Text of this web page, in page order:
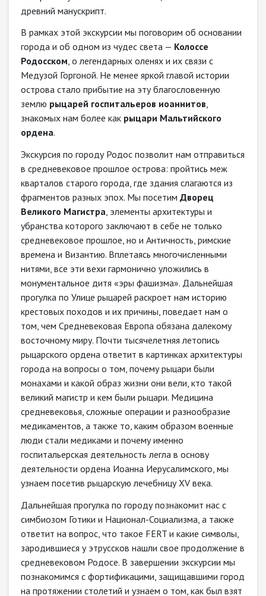
древний манускрипт.
В рамках этой экскурсии мы поговорим об основании
города и об одном из чудес света — Колоссе
Родосском, о легендарных оленях и их связи с
Медузой Горгоной. Не менее яркой главой истории
острова стало прибытие на эту благословенную
землю рыцарей госпитальеров иоаннитов,
знакомых нам более как рыцари Мальтийского
ордена.
Экскурсия по городу Родос позволит нам отправиться
в средневековое прошлое острова: пройтись меж
кварталов старого города, где здания слагаются из
фрагментов разных эпох. Мы посетим Дворец
Великого Магистра, элементы архитектуры и
убранства которого заключают в себе не только
средневековое прошлое, но и Античность, римские
времена и Византию. Вплетаясь многочисленными
нитями, все эти вехи гармонично уложились в
монументальное дитя «эры фашизма». Дальнейшая
прогулка по Улице рыцарей раскроет нам историю
крестовых походов и их причины, поведает нам о
том, чем Средневековая Европа обязана далекому
восточному миру. Почти тысячелетняя летопись
рыцарского ордена ответит в картинках архитектуры
города на вопросы о том, почему рыцари были
монахами и какой образ жизни они вели, кто такой
великий магистр и кем были рыцари. Медицина
средневековья, сложные операции и разнообразие
медикаментов, а также то, каким образом военные
люди стали медиками и почему именно
госпитальерская деятельность легла в основу
деятельности ордена Иоанна Иерусалимского, мы
узнаем посетив рыцарскую лечебницу XV века.
Дальнейшая прогулка по городу познакомит нас с
симбиозом Готики и Национал-Социализма, а также
ответит на вопрос, что такое FERT и какие символы,
зародившиеся у этруссков нашли свое продолжение в
средневековом Родосе. В завершении экскурсии мы
познакомимся с фортификацими, защищавшими город
на протяжении столетий и узнаем о том, как был взят